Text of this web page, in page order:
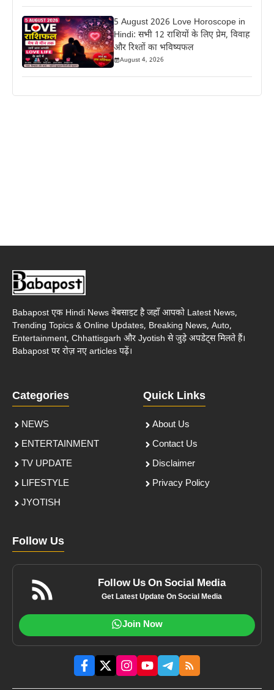
5 August 2026 Love Horoscope in
Hindi: सभी 12 राशियों के लिए प्रेम, विवाह
और रिश्तों का भविष्यफल
August 4, 2026
Babapost एक Hindi News वेबसाइट है जहाँ आपको Latest News,
Trending Topics & Online Updates, Breaking News, Auto,
Entertainment, Chhattisgarh और Jyotish से जुड़े अपडेट्स मिलते हैं।
Babapost पर रोज़ नए articles पढ़ें।
Categories
NEWS
ENTERTAINMENT
TV UPDATE
LIFESTYLE
JYOTISH
Quick Links
About Us
Contact Us
Disclaimer
Privacy Policy
Follow Us
Follow Us On Social Media
Get Latest Update On Social Media
Join Now